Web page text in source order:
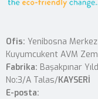
Ofis: Yenibosna
Kuyumcukent AVM
Fabrika: Başakpınar
No:3/A Talas/KAYSERİ
E-posta: